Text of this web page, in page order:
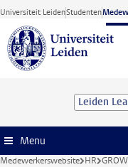
Ga direct naar de
Universiteit LeidenStudenten
Menu
Medewerkerswebsite HR GROW